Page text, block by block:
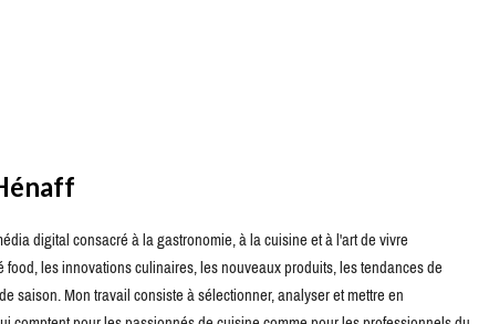
digital consacré à la gastronomie, à la cuisine et à l'art de vivre
les innovations culinaires, les nouveaux produits, les tendances de
saison. Mon travail consiste à sélectionner, analyser et mettre en